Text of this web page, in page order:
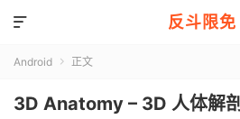
反斗限免

Android  正文
3D Anatomy – 3D 人体解